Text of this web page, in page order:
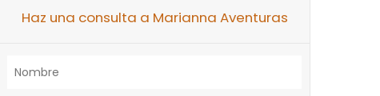
Haz una consulta a Marianna Aventuras